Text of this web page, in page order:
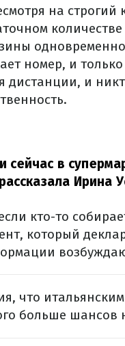
на
номер, и
и
в
Ирина
кто-то
который
что
больше шансов